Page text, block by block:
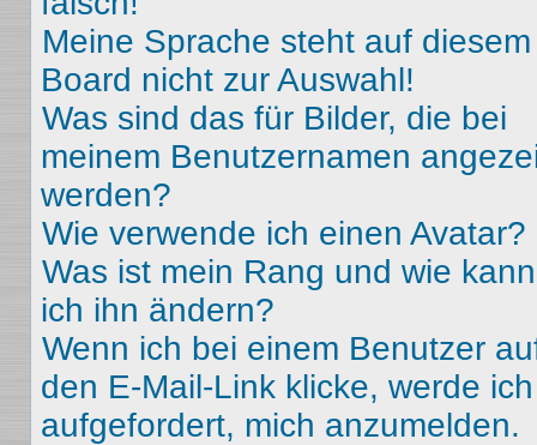
Meine Sprache steht auf diesem
Board nicht zur Auswahl!
Was sind das für Bilder, die bei
meinem Benutzernamen
werden?
Wie verwende ich einen Avatar?
Was ist mein Rang und wie kann
ich ihn ändern?
Wenn ich bei einem Benutzer
den E-Mail-Link klicke, werde ich
aufgefordert, mich anzumelden.